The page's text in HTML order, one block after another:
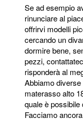
Se ad esempio
rinunciare al
offrirvi modelli
cercando un
dormire bene,
pezzi,
risponderà al
Abbiamo
materasso alto
quale è
Facciamo